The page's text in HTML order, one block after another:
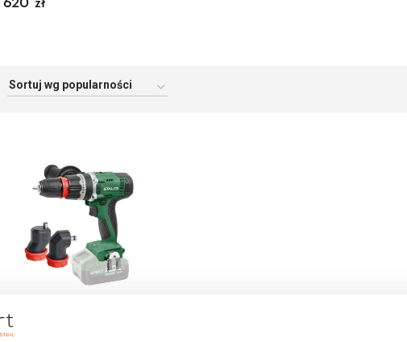
wielogłowicowa Stalco DS20-60Q
BODY S-97318